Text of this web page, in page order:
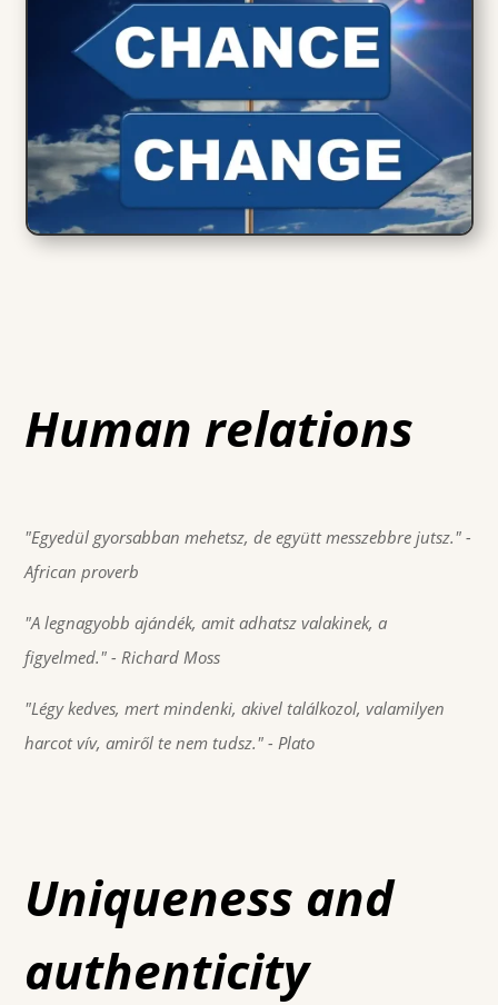
Human relations
"Egyedül gyorsabban mehetsz, de együtt messzebbre jutsz." -
African proverb
"A legnagyobb ajándék, amit adhatsz valakinek, a
figyelmed." - Richard Moss
"Légy kedves, mert mindenki, akivel találkozol, valamilyen
harcot vív, amiről te nem tudsz." - Plato
Uniqueness and
authenticity